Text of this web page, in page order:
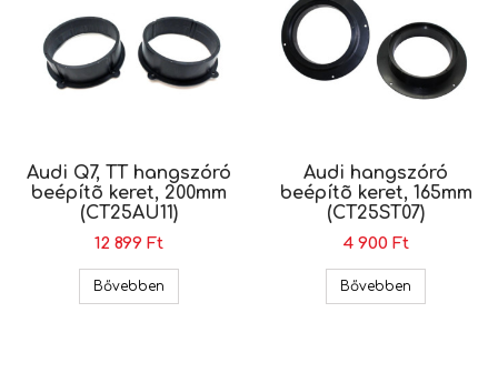
Audi Q7, TT hangszóró
beépítõ keret, 200mm
(CT25AU11)
12 899 Ft
Bővebben Audi Q7, TT hangszóró beépítõ keret, 200mm
Audi hangszóró
beépítõ keret, 165mm
(CT25ST07)
4 900 Ft
Bővebben